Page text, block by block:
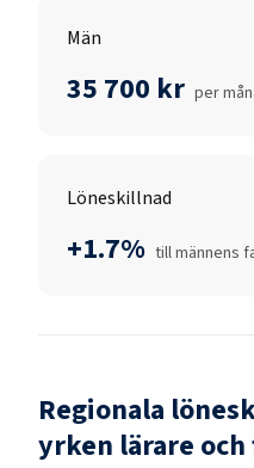
Män
35 700 kr per
Löneskillnad
+1.7% till männens
Regionala
yrken lärare